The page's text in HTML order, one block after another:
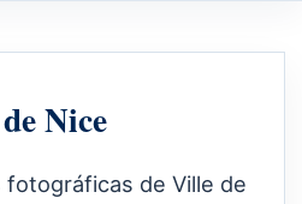
Nice
fotográficas de Ville de